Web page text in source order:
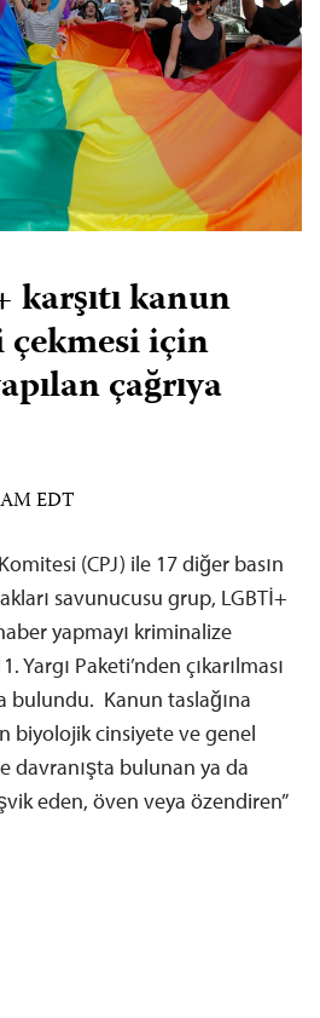
kanun
için
çağrıya
EDT
(CPJ) ile 17 diğer basın
savunucusu grup, LGBTİ+
yapmayı kriminalize
Yargı Paketi’nden çıkarılması
bulundu. Kanun taslağına
biyolojik cinsiyete ve genel
davranışta bulunan ya da
eden, öven veya özendiren”